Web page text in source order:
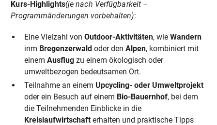
Kurs-Highlights(je nach Verfügbarkeit –
Programmänderungen vorbehalten):
Eine Vielzahl vonOutdoor-Aktivitäten, wieWandern
inm Bregenzerwald oder denAlpen, kombiniert mit
einemAusflug zu einem ökologisch oder
umweltbezogen bedeutsamen Ort.
Teilnahme an einem Upcycling- oder Umweltprojekt
oder ein Besuch auf einem Bio-Bauernhof, bei dem
die Teilnehmenden Einblicke in die
Kreislaufwirtschaft erhalten und praktische Tipps